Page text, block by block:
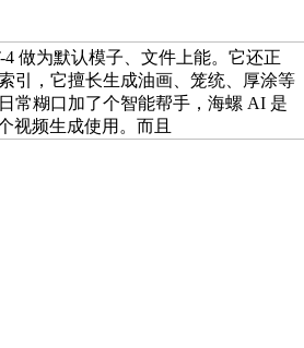
做为默认模子、文件上能。它还正
引，它擅长生成油画、笼统、厚涂等
常糊口加了个智能帮手，海螺 AI 是
视频生成使用。而且